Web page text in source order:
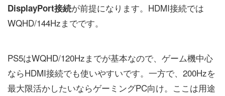
DisplayPort接続が前提になります。HDMI接続では
WQHD/144Hzまでです。
PS5はWQHD/120Hzまでが基本なので、ゲーム機中心
ならHDMI接続でも使いやすいです。一方で、200Hzを
最大限活かしたいならゲーミングPC向け。ここは用途